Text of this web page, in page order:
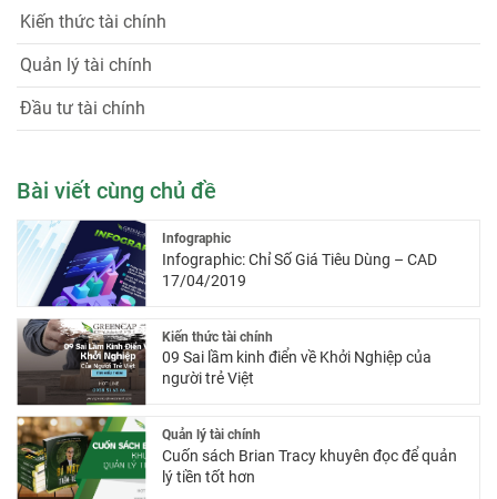
Kiến thức tài chính
Quản lý tài chính
Đầu tư tài chính
Bài viết cùng chủ đề
Infographic
Infographic: Chỉ Số Giá Tiêu Dùng – CAD
17/04/2019
Kiến thức tài chính
09 Sai lầm kinh điển về Khởi Nghiệp của
người trẻ Việt
Quản lý tài chính
Cuốn sách Brian Tracy khuyên đọc để quản
lý tiền tốt hơn